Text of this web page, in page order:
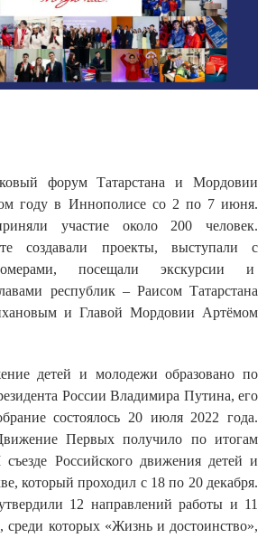
форум Татарстана и Мордовии
году в Иннополисе со 2 по 7 июня.
участие около 200 человек.
создавали проекты, выступали с
посещали экскурсии и
республик – Раисом Татарстана
и Главой Мордовии Артёмом
детей и молодежи образовано по
России Владимира Путина, его
состоялось 20 июля 2022 года.
Первых получило по итогам
Российского движения детей и
который проходил с 18 по 20 декабря.
12 направлений работы и 11
среди которых «Жизнь и достоинство»,